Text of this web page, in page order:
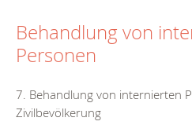
Behandlung von
Personen
7. Behandlung von internierten
Zivilbevölkerung